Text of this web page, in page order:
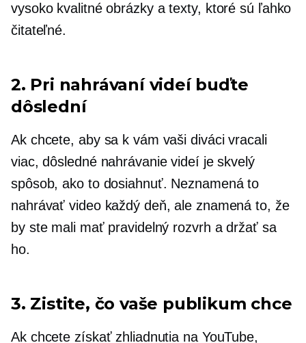
vysoko kvalitnéobrázky a texty, ktoré sú ľahko
čitateľné.
2. Pri nahrávaní videí buďte
dôslední
Ak chcete, aby sa k vám vaši diváci vracali
viac, dôsledné nahrávanie videí je skvelý
spôsob, ako to dosiahnuť. Neznamená to
nahrávať video každý deň, ale znamená to, že
by ste mali mať pravidelný rozvrh a držať sa
ho.
3. Zistite, čo vaše publikum chce
Ak chcete získať zhliadnutia na YouTube,